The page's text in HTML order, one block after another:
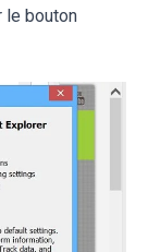
le bouton